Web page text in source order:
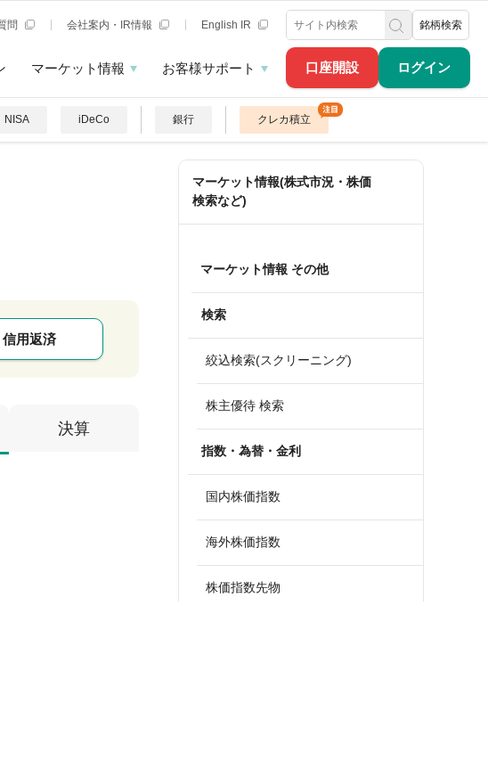
口座開設 ログイン
問 会社案内・IR情報 English IR 銘柄検索
マーケット情報 お客様サポート
NISA iDeCo 銀行 クレカ積立
信用返済
決算
マーケット情報(株式市況・株価
検索など)
マーケット情報 その他
検索
絞込検索(スクリーニング)
株主優待 検索
指数・為替・金利
国内株価指数
海外株価指数
株価指数先物